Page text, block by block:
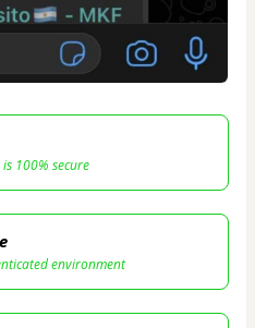
100% secure
environment